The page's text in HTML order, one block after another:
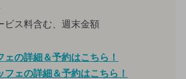
ス料含む、週末金額
ェの詳細＆予約はこちら！
フェの詳細＆予約はこちら！